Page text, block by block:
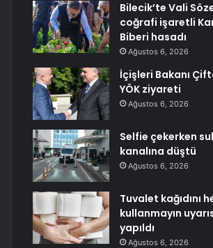
Bilecik’te Vali
coğrafi işaretli
Biberi hasadı
Ağustos 6, 2026
İçişleri Bakanı
YÖK ziyareti
Ağustos 6, 2026
Selfie çekerken
kanalına düştü
Ağustos 6, 2026
Tuvalet kağıdını
kullanmayın
yapıldı
Ağustos 6, 2026